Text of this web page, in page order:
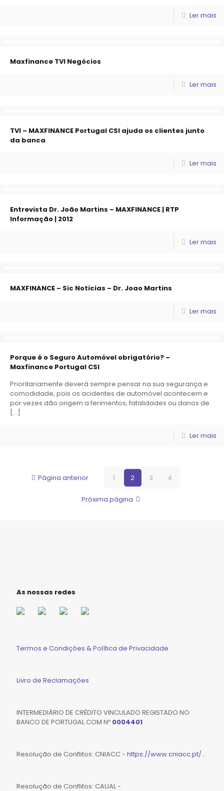
Ler mais
Maxfinance TVI Negócios
Ler mais
TVI – MAXFINANCE Portugal CSI ajuda os clientes junto
da banca
Ler mais
Entrevista Dr. João Martins – MAXFINANCE | RTP
Informação | 2012
Ler mais
MAXFINANCE – Sic Noticias – Dr. Joao Martins
Ler mais
Porque é o Seguro Automóvel obrigatório? –
Maxfinance Portugal CSI
Prioritariamente deverá sempre pensar na sua segurança e
comodidade, pois os acidentes de automóvel acontecem e
por vezes dão origem a ferimentos, fatalidades ou danos de
[…]
Ler mais
Página anterior 1 2 3 4
Próxima página
As nossas redes
Termos e Condições & Política de Privacidade
Livro de Reclamações
INTERMEDIÁRIO DE CRÉDITO VINCULADO REGISTADO NO
BANCO DE PORTUGAL COM Nº 0004401
Resolução de Conflitos: CNIACC - https://www.cniacc.pt/...
Resolução de Conflitos: CAUAL -